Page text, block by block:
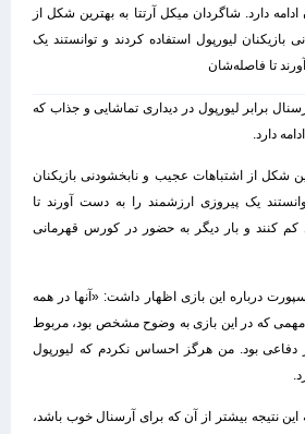
دارد. شاگردان میکل آرتتا به بهترین شکل از
لیورپول استفاده کردند و توانستند یک
تا فاصله‌شان
پیروزی 1-3 آرسنال برابر لیورپول در دیداری تماشایی و جذاب که
دارد.
شکل از اشتباهات عجیب و نابخشودنی بازیکنان
یک پیروزی ارزشمند را به دست آورند تا
کنند و بار دیگر به حضور در کورس قهرمانی
درباره این بازی اظهار داشت: «آنها در همه
مهمی که در این بازی به وضوح مشخص بود، مربوط
بود. من هرگز احساس نکردم که لیورپول
نتیجه بیشتر از آن که برای آرسنال خوب باشد،